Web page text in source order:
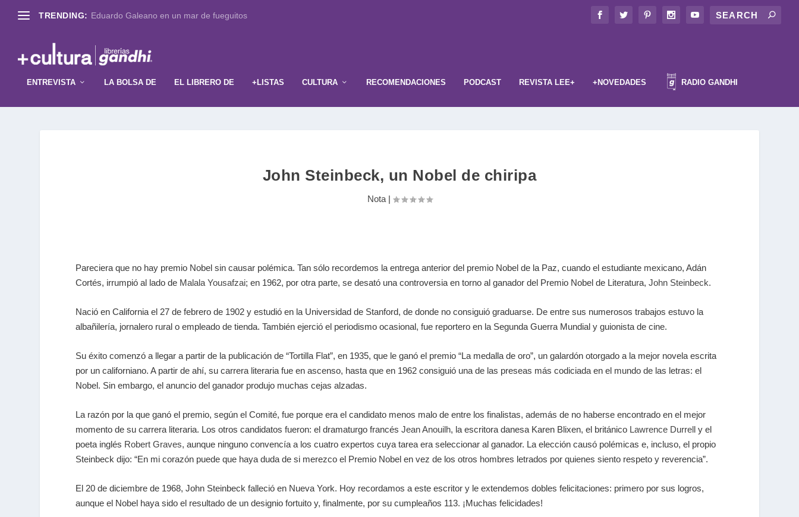
TRENDING: Eduardo Galeano en un mar de fueguitos
ENTREVISTA LA BOLSA DE EL LIBRERO DE +LISTAS CULTURA RECOMENDACIONES PODCAST REVISTA LEE+ +NOVEDADES RADIO GANDHI
John Steinbeck, un Nobel de chiripa
Nota|
Pareciera que no hay premio Nobel sin causar polémica. Tan sólo recordemos la entrega anterior del premio Nobel de la Paz, cuando el estudiante mexicano, Adán
Cortés, irrumpió al lado de Malala Yousafzai; en 1962, por otra parte, se desató una controversia en torno al ganador del Premio Nobel de Literatura,John Steinbeck.
Nació en California el 27 de febrero de 1902 y estudió en la Universidad de Stanford, de donde no consiguió graduarse. De entre sus numerosos trabajos estuvo la
albañilería, jornalero rural o empleado de tienda. También ejerció el periodismo ocasional, fue reportero en la Segunda Guerra Mundial y guionista de cine.
Su éxito comenzó a llegar a partir de la publicación de “Tortilla Flat”, en 1935, que le ganó el premio “La medalla de oro”, un galardón otorgado a la mejor novela escrita
por un californiano. A partir de ahí, su carrera literaria fue en ascenso, hasta que en 1962 consiguió una de las preseas más codiciada en el mundo de las letras: el
Nobel. Sin embargo, el anuncio del ganador produjo muchas cejas alzadas.
La razón por la que ganó el premio, según el Comité, fue porque era el candidato menos malo de entre los finalistas, además de no haberse encontrado en el mejor
momento de su carrera literaria. Los otros candidatos fueron: el dramaturgo francésJean Anouilh, la escritora danesa Karen Blixen, el británico Lawrence Durrell y el
poeta inglés Robert Graves, aunque ninguno convencía a los cuatro expertos cuya tarea era seleccionar al ganador. La elección causó polémicas e, incluso, el propio
Steinbeck dijo: “En mi corazón puede que haya duda de si merezco el Premio Nobel en vez de los otros hombres letrados por quienes siento respeto y reverencia”.
El 20 de diciembre de 1968, John Steinbeck falleció en Nueva York. Hoy recordamos a este escritor y le extendemos dobles felicitaciones: primero por sus logros,
aunque el Nobel haya sido el resultado de un designio fortuito y, finalmente, por su cumpleaños 113. ¡Muchas felicidades!